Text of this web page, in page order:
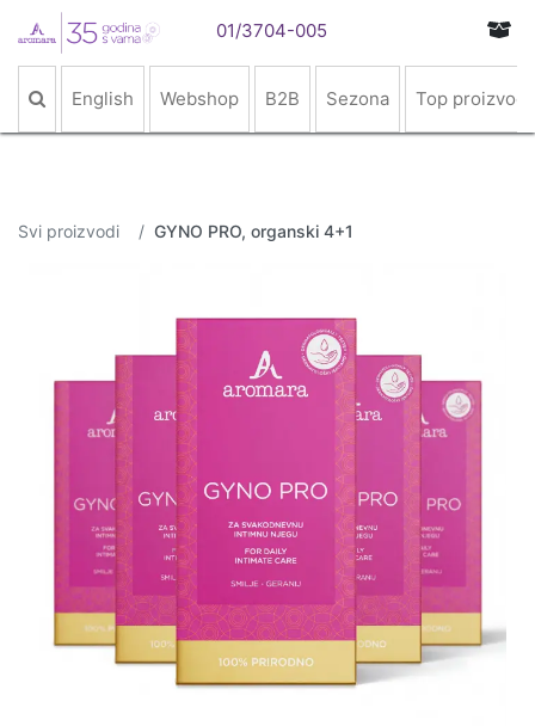
01/3704-005
English Webshop B2B Sezona Top proizvodi
Svi proizvodi GYNO PRO, organski 4+1